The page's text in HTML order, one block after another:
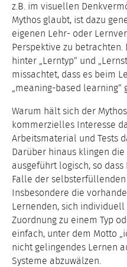
z.B. im visuellen
Mythos glaubt, ist dazu
eigenen Lehr- oder
Perspektive zu
hinter „Lerntyp“ und
missachtet, dass es beim
„meaning-based learning“
Warum hält sich der
kommerzielles Interesse
Arbeitsmaterial und Tests
Darüber hinaus klingen
ausgeführt logisch, so
Falle der
Insbesondere die
Lernenden, sich
Zuordnung zu einem Typ
einfach, unter dem Motto
nicht gelingendes Lernen
Systeme abzuwälzen.